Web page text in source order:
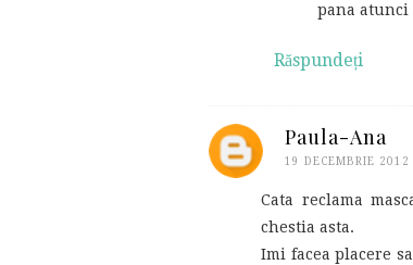
pana atunci
Răspundeți
Paula-Ana
19 DECEMBRIE
Cata reclama
chestia asta.
Imi facea placere